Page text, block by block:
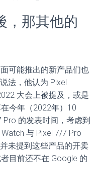
，那其他的
可能推出的新产品们也
法，他认为 Pixel
大会上被提及，或是
今年（2022年）10
Pro 的发表时间，考虑到
与 Pixel 7/7 Pro
未提到这些产品的开卖
目前还不在 Google 的